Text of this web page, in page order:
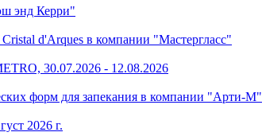
энд Керри"
d'Arques в компании "Мастергласс"
30.07.2026 - 12.08.2026
форм для запекания в компании "Арти-М"
2026 г.